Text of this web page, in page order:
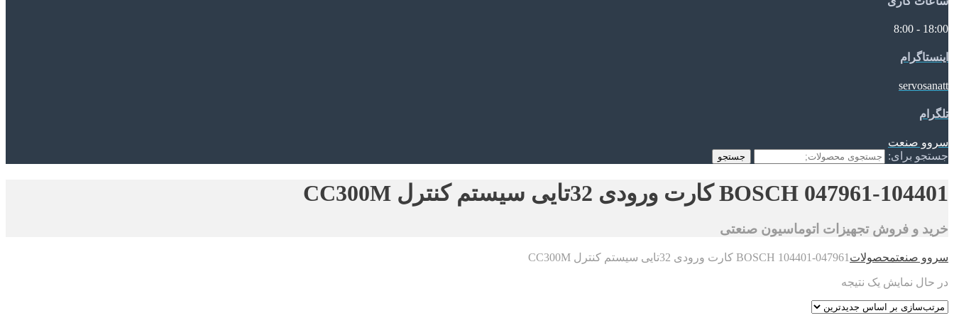
18:00 - 8:00
اینستاگرام
servosanatt
تلگرام
سروو صنعت
جستجو برای:
جستجو
047961-104401 BOSCH کارت ورودی 32تایی سیستم کنترل CC300M
خرید و فروش تجهیزات اتوماسیون صنعتی
سروو صنعتمحصولات 047961-104401 BOSCH کارت ورودی 32تایی سیستم کنترل CC300M
در حال نمایش یک نتیجه